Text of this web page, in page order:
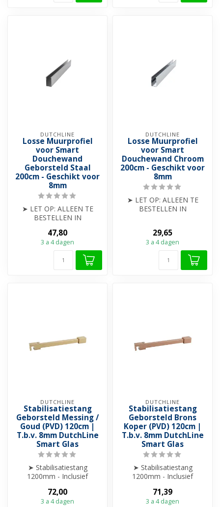
DUTCHLINE
Losse Muurprofiel
voor Smart
Douchewand
Geborsteld Staal
200cm - Geschikt voor
8mm
➤ LET OP: ALLEEN TE
BESTELLEN IN
ECO DOUCHEWAND
➤ Muurprofie...
47,80
3 a 4 dagen
DUTCHLINE
Losse Muurprofiel
voor Smart
Douchewand Chroom
200cm - Geschikt voor
8mm
➤ LET OP: ALLEEN TE
BESTELLEN IN
➤ Muurprofie...
29,65
3 a 4 dagen
DUTCHLINE
Stabilisatiestang
Geborsteld Messing /
Goud (PVD) 120cm |
T.b.v. 8mm DutchLine
Smart Glas
➤ Stabilisatiestang
1200mm - Inclusief
wandbevestiging.
➤ Comp...
72,00
3 a 4 dagen
DUTCHLINE
Stabilisatiestang
Geborsteld Brons
Koper (PVD) 120cm |
T.b.v. 8mm DutchLine
Smart Glas
➤ Stabilisatiestang
1200mm - Inclusief
wandbevestiging.
➤ Comp...
71,39
3 a 4 dagen